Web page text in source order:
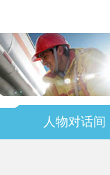
人物对话间